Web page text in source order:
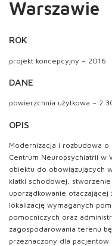
Warszawie
ROK
projekt koncepcyjny – 2016
DANE
powierzchnia użytkowa – 2
OPIS
Modernizacja i rozbudowa o
Centrum Neuropsychiatrii w
obiektu do obowiązujących
klatki schodowej,
uporządkowanie otaczającej
lokalizację wymaganych
pomocniczych oraz
zagospodarowania terenu
przeznaczony dla pacjentów.